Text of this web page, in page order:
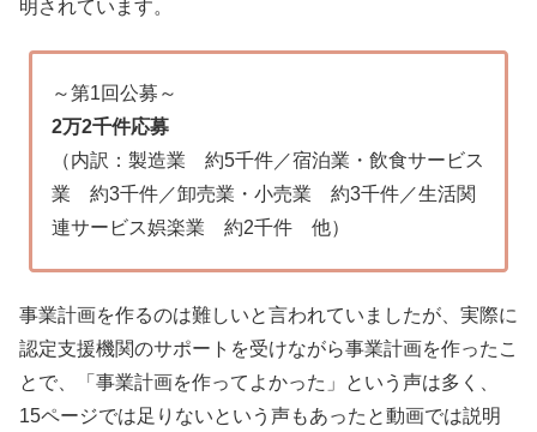
明されています。
～第1回公募～
2万2千件応募
（内訳：製造業 約5千件／宿泊業・飲食サービス
業 約3千件／卸売業・小売業 約3千件／生活関
連サービス娯楽業 約2千件 他）
事業計画を作るのは難しいと言われていましたが、実際に
認定支援機関のサポートを受けながら事業計画を作ったこ
とで、「事業計画を作ってよかった」という声は多く、
15ページでは足りないという声もあったと動画では説明